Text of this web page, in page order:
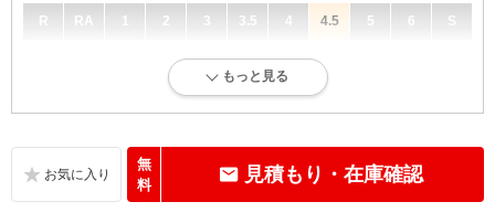
R RA 1 2 3 3.5 4 4.5 5 6 S
走行距離が10万キロ以内で、きれいな状態です。
いたみ、汚れなどは少なく、全体的に良好な状態です。
もっと見る
無
料
見積もり・在庫確認